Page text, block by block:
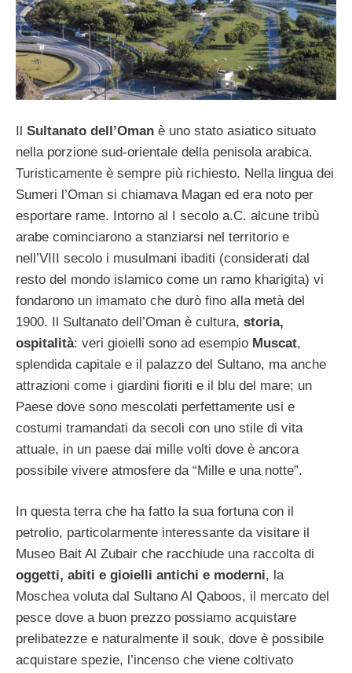
Il Sultanato dell’Oman è uno stato asiatico situato
nella porzione sud-orientale della penisola arabica.
Turisticamente è sempre più richiesto. Nella lingua dei
Sumeri l’Oman si chiamava Magan ed era noto per
esportare rame. Intorno al I secolo a.C. alcune tribù
arabe cominciarono a stanziarsi nel territorio e
nell’VIII secolo i musulmani ibaditi (considerati dal
resto del mondo islamico come un ramo kharigita) vi
fondarono un imamato che durò fino alla metà del
1900. Il Sultanato dell’Oman è cultura, storia,
ospitalità: veri gioielli sono ad esempio Muscat,
splendida capitale e il palazzo del Sultano, ma anche
attrazioni come i giardini fioriti e il blu del mare; un
Paese dove sono mescolati perfettamente usi e
costumi tramandati da secoli con uno stile di vita
attuale, in un paese dai mille volti dove è ancora
possibile vivere atmosfere da “Mille e una notte”.
In questa terra che ha fatto la sua fortuna con il
petrolio, particolarmente interessante da visitare il
Museo Bait Al Zubair che racchiude una raccolta di
oggetti, abiti e gioielli antichi e moderni, la
Moschea voluta dal Sultano Al Qaboos, il mercato del
pesce dove a buon prezzo possiamo acquistare
prelibatezze e naturalmente il souk, dove è possibile
acquistare spezie, l’incenso che viene coltivato